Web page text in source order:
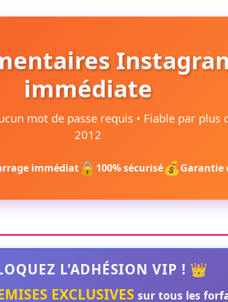
immédiate
mot de passe requis • Fiable par
2012
immédiat 🔒 100% sécurisé💰Garantie
L'ADHÉSION VIP ! 👑
EXCLUSIVES sur tous les